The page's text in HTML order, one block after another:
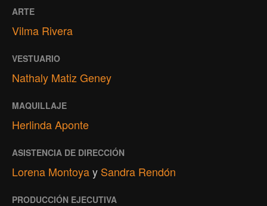
ARTE
Vilma Rivera
VESTUARIO
Nathaly Matiz Geney
MAQUILLAJE
Herlinda Aponte
ASISTENCIA DE DIRECCIÓN
Lorena Montoyay Sandra Rendón
PRODUCCIÓN EJECUTIVA